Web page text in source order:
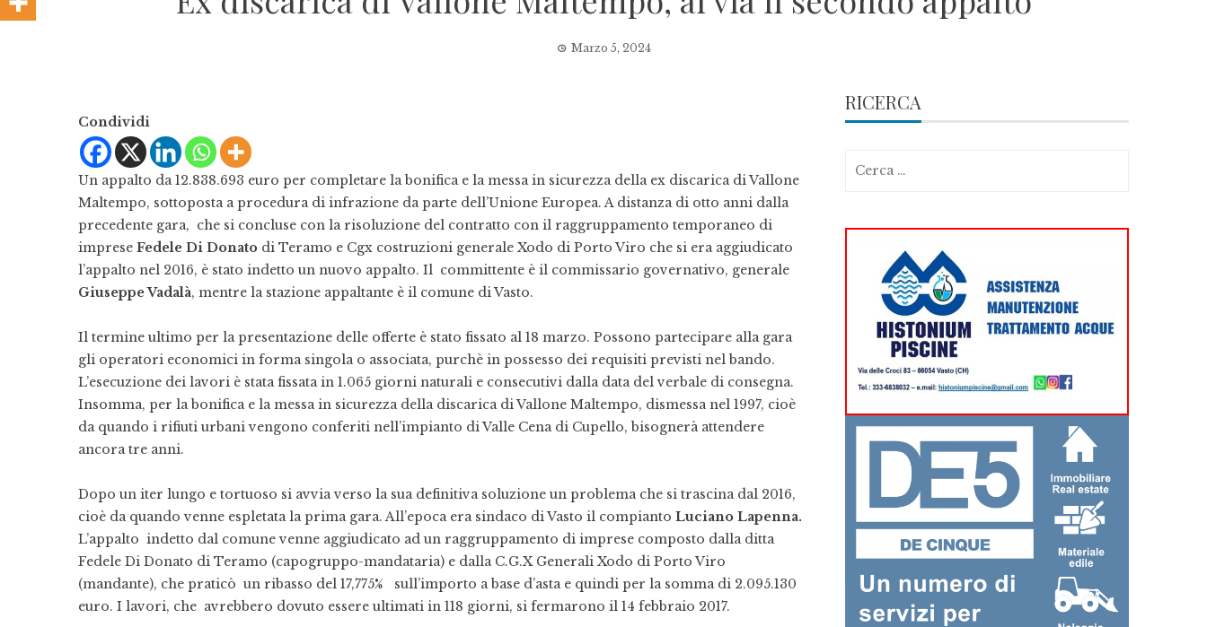
Marzo 5, 2024
Condividi
Un appalto da 12.838.693 euro per completare la bonifica e la messa in sicurezza della ex discarica di Vallone
Maltempo, sottoposta a procedura di infrazione da parte dell’Unione Europea. A distanza di otto anni dalla
precedente gara, che si concluse con la risoluzione del contratto con il raggruppamento temporaneo di
imprese Fedele Di Donato di Teramo e Cgx costruzioni generale Xodo di Porto Viro che si era aggiudicato
l’appalto nel 2016, è stato indetto un nuovo appalto. Il committente è il commissario governativo, generale
Giuseppe Vadalà, mentre la stazione appaltante è il comune di Vasto.
Il termine ultimo per la presentazione delle offerte è stato fissato al 18 marzo. Possono partecipare alla gara
gli operatori economici in forma singola o associata, purchè in possesso dei requisiti previsti nel bando.
L’esecuzione dei lavori è stata fissata in 1.065 giorni naturali e consecutivi dalla data del verbale di consegna.
Insomma, per la bonifica e la messa in sicurezza della discarica di Vallone Maltempo, dismessa nel 1997, cioè
da quando i rifiuti urbani vengono conferiti nell’impianto di Valle Cena di Cupello, bisognerà attendere
ancora tre anni.
Dopo un iter lungo e tortuoso si avvia verso la sua definitiva soluzione un problema che si trascina dal 2016,
cioè da quando venne espletata la prima gara. All’epoca era sindaco di Vasto il compianto Luciano Lapenna.
L’appalto indetto dal comune venne aggiudicato ad un raggruppamento di imprese composto dalla ditta
Fedele Di Donato di Teramo (capogruppo-mandataria) e dalla C.G.X Generali Xodo di Porto Viro
(mandante), che praticò un ribasso del 17,775% sull’importo a base d’asta e quindi per la somma di 2.095.130
euro. I lavori, che avrebbero dovuto essere ultimati in 118 giorni, si fermarono il 14 febbraio 2017.
RICERCA